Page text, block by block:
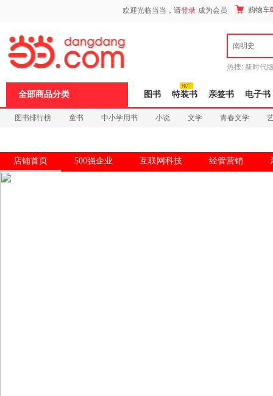
欢迎光临当当，请登录 成为会员 购物车
南明史
热搜: 新时代
全部商品分类 图书 特装书 亲签书 电子书
图书排行榜 童书 中小学用书 小说 文学 青春文学
店铺首页 500强企业 互联网科技 经管营销
页
浪
键